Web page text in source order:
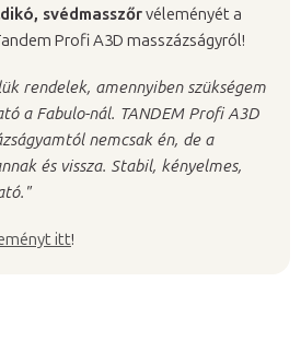
svédmasszőrvéleményét a
Profi A3D masszázságyról!
rendelek, amennyiben szükségem
a Fabulo-nál. TANDEM Profi A3D
nemcsak én, de a
és vissza. Stabil, kényelmes,
itt!